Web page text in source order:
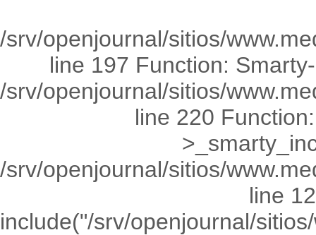
/srv/openjournal/sitios/
line 197 Function:
/srv/openjournal/sitios/
line 220
/srv/openjournal/sitios/
line
include("/srv/openjournal/